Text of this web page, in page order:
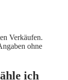
Verkäufen.
ohne
ich